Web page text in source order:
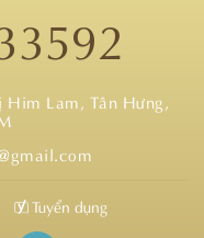
Him Lam, Tân Hưng,
Tuyển dụng